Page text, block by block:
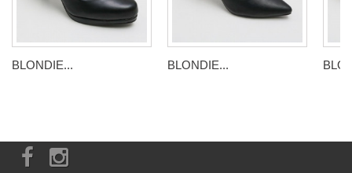
BLONDIE... BLONDIE...